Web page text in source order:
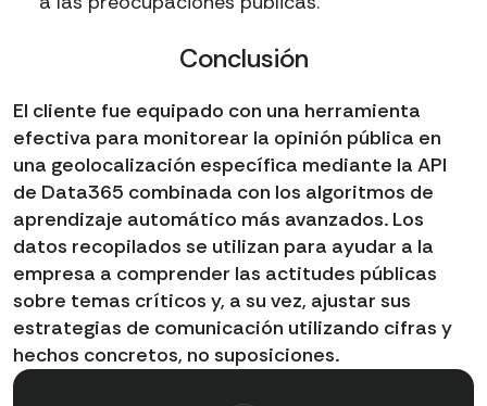
Conclusión
El cliente fue equipado con una herramienta
efectiva para monitorear la opinión pública en
una geolocalización específica mediante la API
de Data365 combinada con los algoritmos de
aprendizaje automático más avanzados. Los
datos recopilados se utilizan para ayudar a la
empresa a comprender las actitudes públicas
sobre temas críticos y, a su vez, ajustar sus
estrategias de comunicación utilizando cifras y
hechos concretos, no suposiciones.